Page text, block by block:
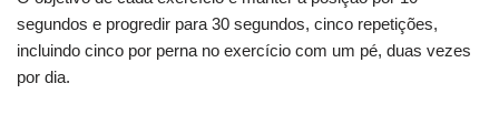
segundos e progredir para 30 segundos, cinco repetições,
incluindo cinco por perna no exercício com um pé, duas vezes
por dia.